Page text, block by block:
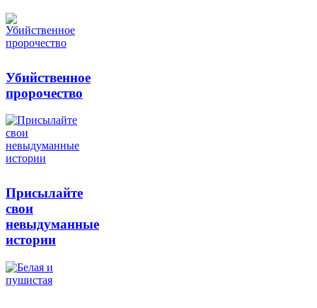
Убийственное
пророчество
Присылайте
свои
невыдуманные
истории